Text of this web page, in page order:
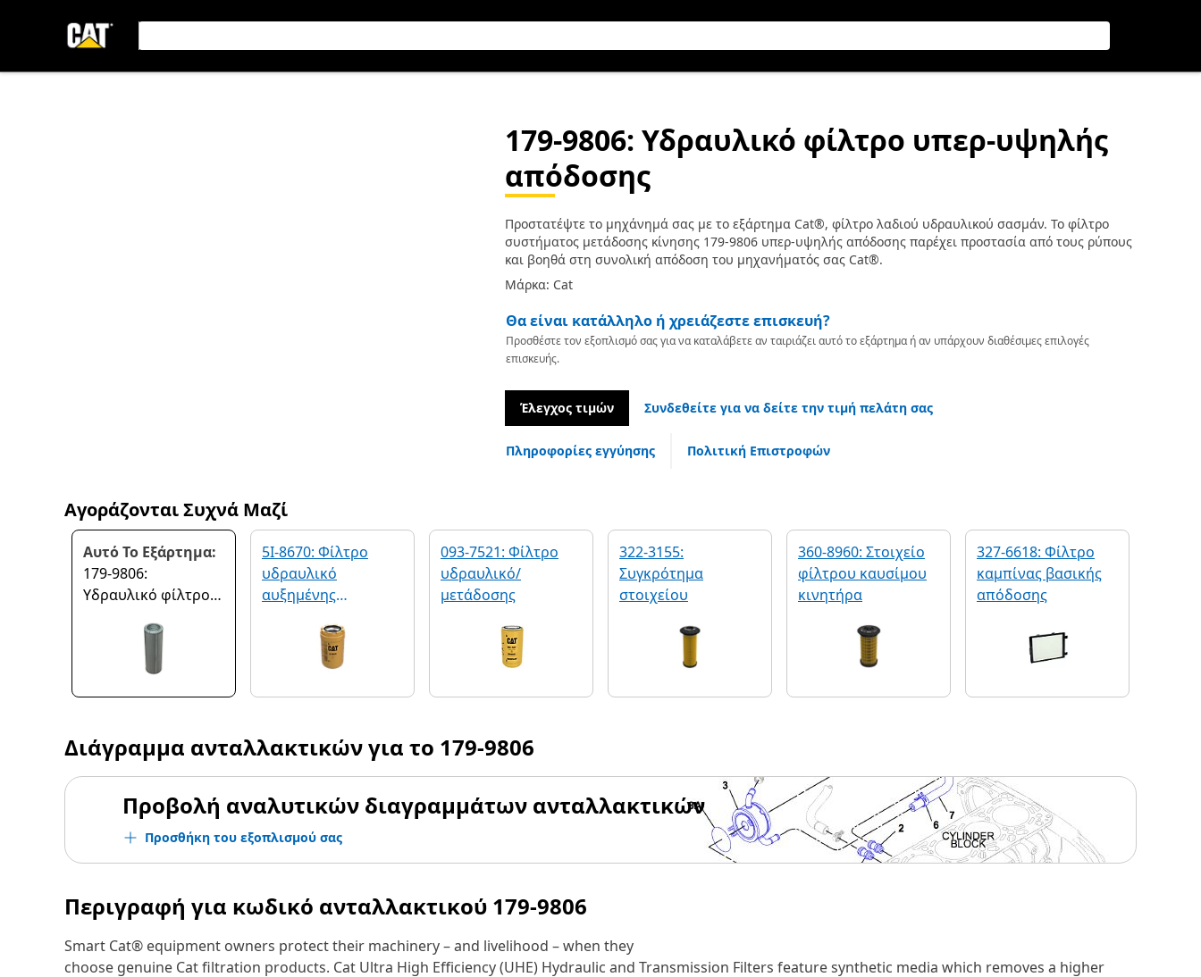
179-9806: Υδραυλικό φίλτρο υπερ-υψηλής
απόδοσης
Προστατέψτε το μηχάνημά σας με το εξάρτημα Cat®, φίλτρο λαδιού υδραυλικού σασμάν. Το φίλτρο
συστήματος μετάδοσης κίνησης 179-9806 υπερ-υψηλής απόδοσης παρέχει προστασία από τους ρύπους
και βοηθά στη συνολική απόδοση του μηχανήματός σας Cat®.
Μάρκα: Cat
Θα είναι κατάλληλο ή χρειάζεστε επισκευή?
Προσθέστε τον εξοπλισμό σας για να καταλάβετε αν ταιριάζει αυτό το εξάρτημα ή αν υπάρχουν διαθέσιμες επιλογές
επισκευής.
Έλεγχος τιμών Συνδεθείτε για να δείτε την τιμή πελάτη σας
Πληροφορίες εγγύησης Πολιτική Επιστροφών
Αγοράζονται Συχνά Μαζί
Αυτό Το Εξάρτημα:
179-9806:
Υδραυλικό φίλτρο
απόδοσης
5I-8670: Φίλτρο
υδραυλικό
αυξημένης
093-7521: Φίλτρο
υδραυλικό/
μετάδοσης
322-3155:
Συγκρότημα
στοιχείου
360-8960: Στοιχείο
φίλτρου καυσίμου
κινητήρα
327-6618: Φίλτρο
καμπίνας βασικής
απόδοσης
Διάγραμμα ανταλλακτικών για το 179-9806
Προβολή αναλυτικών διαγραμμάτων ανταλλακτικών
Προσθήκη του εξοπλισμού σας
Περιγραφή για κωδικό ανταλλακτικού 179-9806
Smart Cat® equipment owners protect their machinery – and livelihood – when they
choose genuine Cat filtration products. Cat Ultra High Efficiency (UHE) Hydraulic and Transmission Filters feature synthetic media which removes a higher